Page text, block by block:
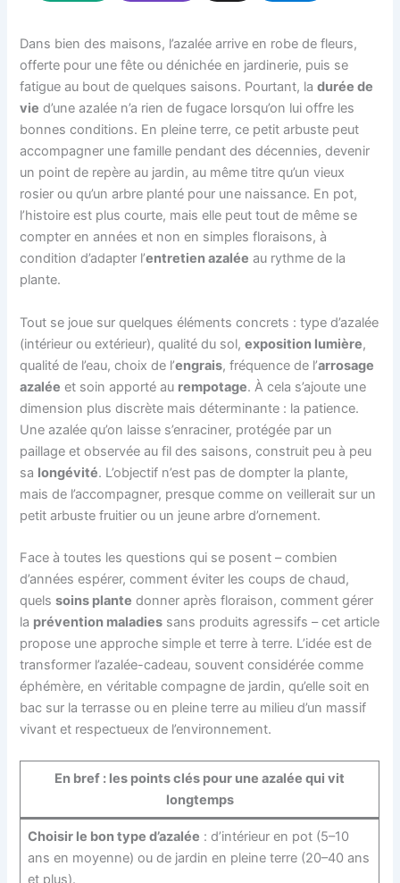
Dans bien des maisons, l’azalée arrive en robe de fleurs,
offerte pour une fête ou dénichée en jardinerie, puis se
fatigue au bout de quelques saisons. Pourtant, ladurée de
vie d’une azalée n’a rien de fugace lorsqu’on lui offre les
bonnes conditions. En pleine terre, ce petit arbuste peut
accompagner une famille pendant des décennies, devenir
un point de repère au jardin, au même titre qu’un vieux
rosier ou qu’un arbre planté pour une naissance. En pot,
l’histoire est plus courte, mais elle peut tout de même se
compter en années et non en simples floraisons, à
condition d’adapter l’entretien azalée au rythme de la
plante.
Tout se joue sur quelques éléments concrets : type d’azalée
(intérieur ou extérieur), qualité du sol,exposition lumière,
qualité de l’eau, choix de l’engrais, fréquence de l’arrosage
azalée et soin apporté au rempotage. À cela s’ajoute une
dimension plus discrète mais déterminante : la patience.
Une azalée qu’on laisse s’enraciner, protégée par un
paillage et observée au fil des saisons, construit peu à peu
sa longévité. L’objectif n’est pas de dompter la plante,
mais de l’accompagner, presque comme on veillerait sur un
petit arbuste fruitier ou un jeune arbre d’ornement.
Face à toutes les questions qui se posent – combien
d’années espérer, comment éviter les coups de chaud,
quelssoins plante donner après floraison, comment gérer
la prévention maladies sans produits agressifs – cet article
propose une approche simple et terre à terre. L’idée est de
transformer l’azalée-cadeau, souvent considérée comme
éphémère, en véritable compagne de jardin, qu’elle soit en
bac sur la terrasse ou en pleine terre au milieu d’un massif
vivant et respectueux de l’environnement.
En bref : les points clés pour une azalée qui vit
longtemps
Choisir le bon type d’azalée : d’intérieur en pot (5–10
ans en moyenne) ou de jardin en pleine terre (20–40 ans